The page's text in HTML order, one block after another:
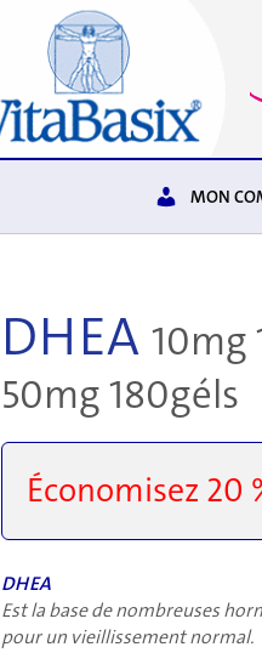
MON
DHEA 10mg
50mg 180géls
Économisez
DHEA
Est la base de nombreuses
pour un vieillissement normal.